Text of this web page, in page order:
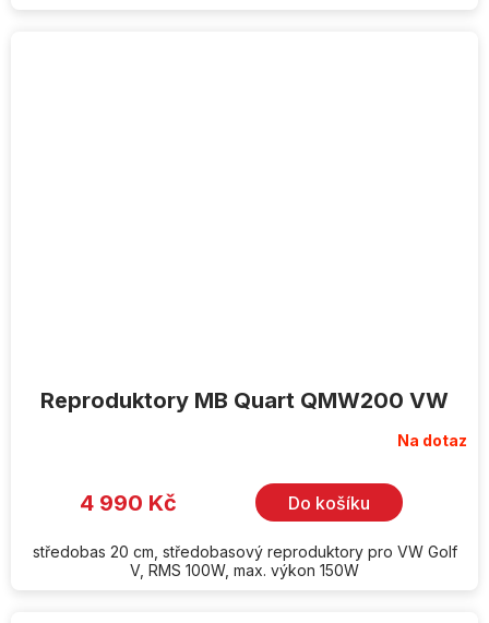
Reproduktory MB Quart QMW200 VW
Na dotaz
4 990 Kč Do košíku
středobas 20 cm, středobasový reproduktory pro VW Golf
V, RMS 100W, max. výkon 150W